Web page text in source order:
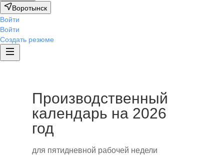
Воротынск
Войти
Войти
Создать резюме
Производственный
календарь на 2026
год
для пятидневной рабочей недели